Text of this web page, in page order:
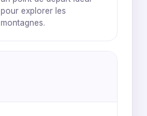
pour explorer les
montagnes.